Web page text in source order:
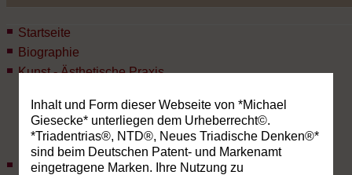
Startseite
Biographie
Kunst - Ästhetische Praxis
Fotokunst
Malerei
Objekt
Forschung
Inhalt und Form dieser Webseite von *Michael
Giesecke* unterliegen dem Urheberrecht©.
*Triadentrias®, NTD®, Neues Triadische Denken®*
sind beim Deutschen Patent- und Markenamt
eingetragene Marken. Ihre Nutzung zu